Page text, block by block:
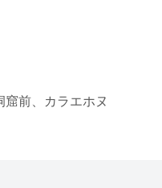
窟前、カラエホヌ